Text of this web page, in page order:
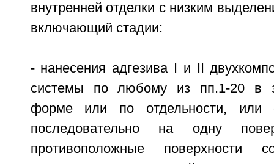
внутренней отделки с низким
включающий стадии:
- нанесения адгезива I и II
системы по любому из пп.1-20 в
форме или по отдельности, или
последовательно на одну
противоположные поверхности